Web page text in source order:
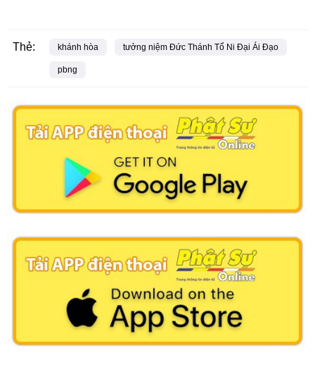
Thẻ: khánh hòa tưởng niệm Đức Thánh Tổ Ni Đại Ái Đạo
pbng